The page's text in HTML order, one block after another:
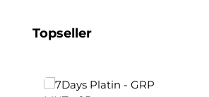
Produktgalerie überspringen
Topseller